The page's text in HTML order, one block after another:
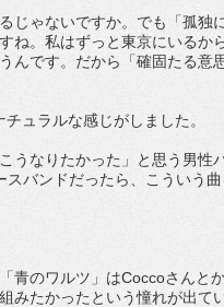
じゃないですか。でも「孤独
ね。私はずっと東京にいるか
んです。だから「確固たる意
ュラルな感じがしました。
うなりたかった」と思う男性
バンドだったら、こういう
青のワルツ」はCoccoさんと
みたかったという憧れが出て